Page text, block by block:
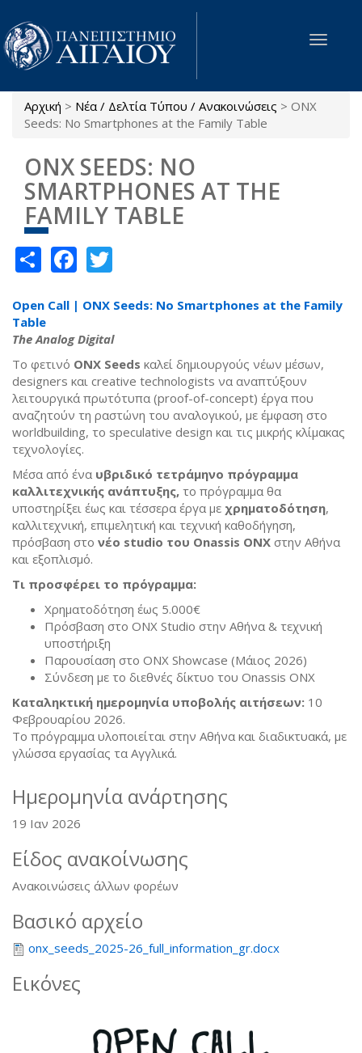
Παράκαμψη προς το κυρίως περιεχόμενο
Toggle
Είστε εδώ
Αρχική > Νέα / Δελτία Τύπου / Ανακοινώσεις > ONX
Seeds: No Smartphones at the Family Table
ONX SEEDS: NO
SMARTPHONES AT THE
FAMILY TABLE
ShareFacebook
Open Call | ONX Seeds: No Smartphones at the Family
Table
The Analog Digital
Το φετινό ONX Seeds καλεί δημιουργούς νέων μέσων,
designers και creative technologists να αναπτύξουν
λειτουργικά πρωτότυπα (proof-of-concept) έργα που
αναζητούν τη ραστώνη του αναλογικού, με έμφαση στο
worldbuilding, το speculative design και τις μικρής κλίμακας
τεχνολογίες.
Μέσα από ένα υβριδικό τετράμηνο πρόγραμμα
καλλιτεχνικής ανάπτυξης, το πρόγραμμα θα
υποστηρίξει έως και τέσσερα έργα με χρηματοδότηση,
καλλιτεχνική, επιμελητική και τεχνική καθοδήγηση,
πρόσβαση στο νέο studio του Onassis ONX στην Αθήνα
και εξοπλισμό.
Τι προσφέρει το πρόγραμμα:
Χρηματοδότηση έως 5.000€
Πρόσβαση στο ONX Studio στην Αθήνα & τεχνική
υποστήριξη
Παρουσίαση στο ONX Showcase (Μάιος 2026)
Σύνδεση με το διεθνές δίκτυο του Onassis ONX
Καταληκτική ημερομηνία υποβολής αιτήσεων: 10
Φεβρουαρίου 2026.
Το πρόγραμμα υλοποιείται στην Αθήνα και διαδικτυακά, με
γλώσσα εργασίας τα Αγγλικά.
Ημερομηνία ανάρτησης
19 Ιαν 2026
Είδος ανακοίνωσης
Ανακοινώσεις άλλων φορέων
Βασικό αρχείο
onx_seeds_2025-26_full_information_gr.docx
Εικόνες